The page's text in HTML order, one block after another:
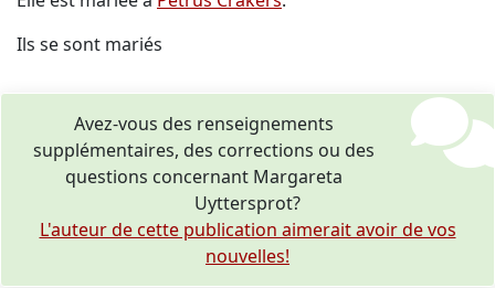
Ils se sont mariés
Avez-vous des renseignements
supplémentaires, des corrections ou des
questions concernant Margareta
Uyttersprot?
L'auteur de cette publication aimerait avoir de vos
nouvelles!